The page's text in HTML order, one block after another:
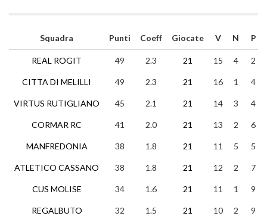
Squadra
REAL ROGIT
CITTA DI MELILLI
VIRTUS RUTIGLIANO
CORMAR RC
MANFREDONIA
ATLETICO CASSANO
CUS MOLISE
REGALBUTO
Punti Coeff Giocate V N P
49 2.3 21 15 4 2
49 2.3 21 16 1 4
45 2.1 21 14 3 4
41 2.0 21 13 2 6
38 1.8 21 11 5 5
38 1.8 21 12 2 7
34 1.6 21 11 1 9
32 1.5 21 10 2 9